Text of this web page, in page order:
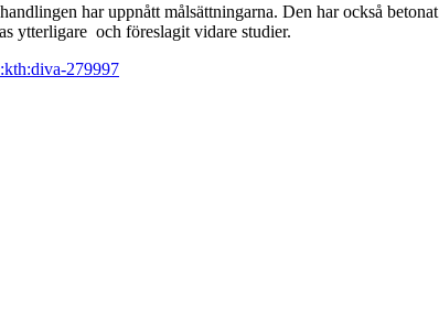
har uppnått målsättningarna. Den har också betonat
ytterligare och föreslagit vidare studier.
279997